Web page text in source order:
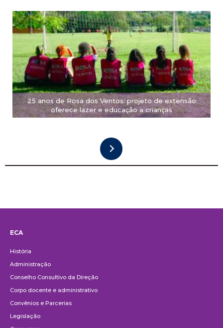
25 anos de Rosa dos Ventos: projeto de extensão
oferece lazer e educação a crianças
ECA
História
Administração
Conselho Consultivo da Direção
Corpo docente e administrativo
Convênios e Parcerias
Legislação